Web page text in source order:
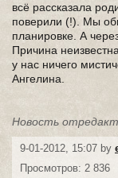
всё рассказала
поверили (!). Мы
планировке. А
Причина
у нас ничего
Ангелина.
Новость
9-01-2012, 15:07 by
Просмотров: 2 836